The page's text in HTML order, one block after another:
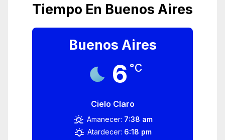
Tiempo En Buenos Aires
Buenos Aires
6 °C
Cielo Claro
Amanecer: 7:38 am
Atardecer: 6:18 pm